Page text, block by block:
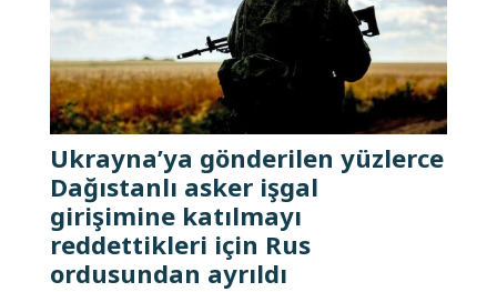
Ukrayna’ya gönderilen yüzlerce
Dağıstanlı asker işgal
girişimine katılmayı
reddettikleri için Rus
ordusundan ayrıldı